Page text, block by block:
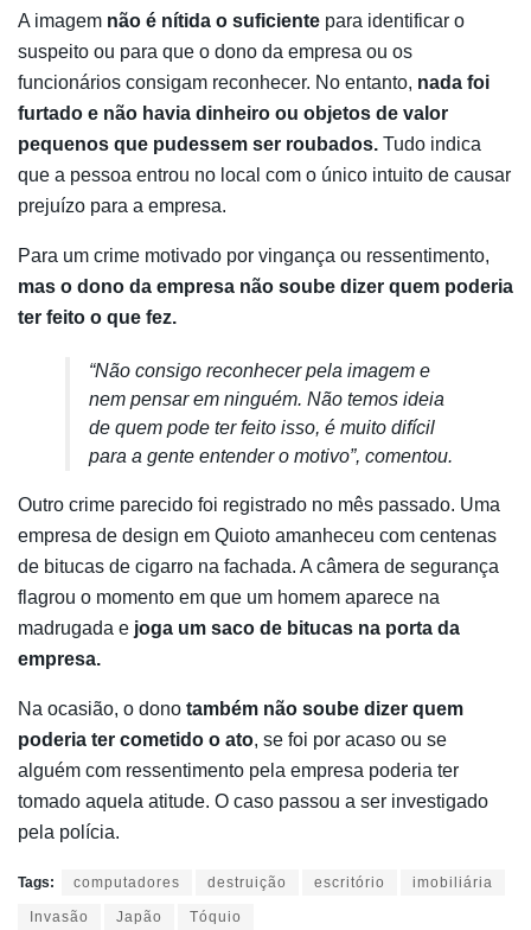
A imagem não é nítida o suficiente para identificar o
suspeito ou para que o dono da empresa ou os
funcionários consigam reconhecer. No entanto, nada foi
furtado e não havia dinheiro ou objetos de valor
pequenos que pudessem ser roubados. Tudo indica
que a pessoa entrou no local com o único intuito de causar
prejuízo para a empresa.
Para um crime motivado por vingança ou ressentimento,
mas o dono da empresa não soube dizer quem poderia
ter feito o que fez.
“Não consigo reconhecer pela imagem e
nem pensar em ninguém. Não temos ideia
de quem pode ter feito isso, é muito difícil
para a gente entender o motivo”, comentou.
Outro crime parecido foi registrado no mês passado. Uma
empresa de design em Quioto amanheceu com centenas
de bitucas de cigarro na fachada. A câmera de segurança
flagrou o momento em que um homem aparece na
madrugada e joga um saco de bitucas na porta da
empresa.
Na ocasião, o dono também não soube dizer quem
poderia ter cometido o ato, se foi por acaso ou se
alguém com ressentimento pela empresa poderia ter
tomado aquela atitude. O caso passou a ser investigado
pela polícia.
Tags: computadores destruição escritório imobiliária
Invasão Japão Tóquio